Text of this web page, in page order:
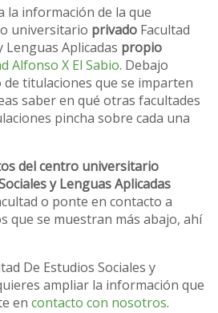
la información de la que
universitario privado Facultad
Lenguas Aplicadas propio
Alfonso X El Sabio. Debajo
titulaciones que se imparten
saber en qué otras facultades
pincha sobre cada una
del centro universitario
y Lenguas Aplicadas
o ponte en contacto a
que se muestran más abajo, ahí
De Estudios Sociales y
ampliar la información que
en contacto con nosotros.